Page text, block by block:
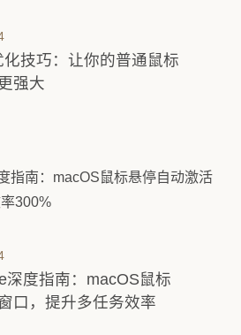
技巧：让你的普通鼠标
强大
深度指南：macOS鼠标
口，提升多任务效率